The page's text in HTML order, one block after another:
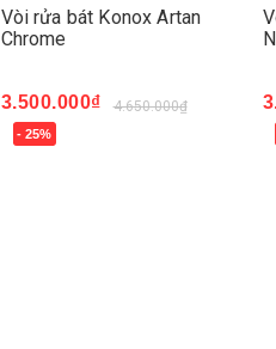
Vòi rửa bát Konox Artan
Chrome
3.500.000₫ 4.650.000₫
- 25%
Mua ngay